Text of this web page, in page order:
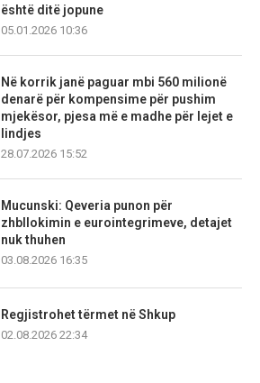
është ditë jopune
05.01.2026 10:36
Në korrik janë paguar mbi 560 milionë
denarë për kompensime për pushim
mjekësor, pjesa më e madhe për lejet e
lindjes
28.07.2026 15:52
Mucunski: Qeveria punon për
zhbllokimin e eurointegrimeve, detajet
nuk thuhen
03.08.2026 16:35
Regjistrohet tërmet në Shkup
02.08.2026 22:34